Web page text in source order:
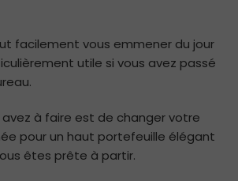
facilement vous emmener du jour
utile si vous avez passé
à faire est de changer votre
pour un haut portefeuille élégant
êtes prête à partir.